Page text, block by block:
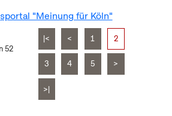
"Meinung für Köln"
52
|< < 1 2
3 4 5 >
>|